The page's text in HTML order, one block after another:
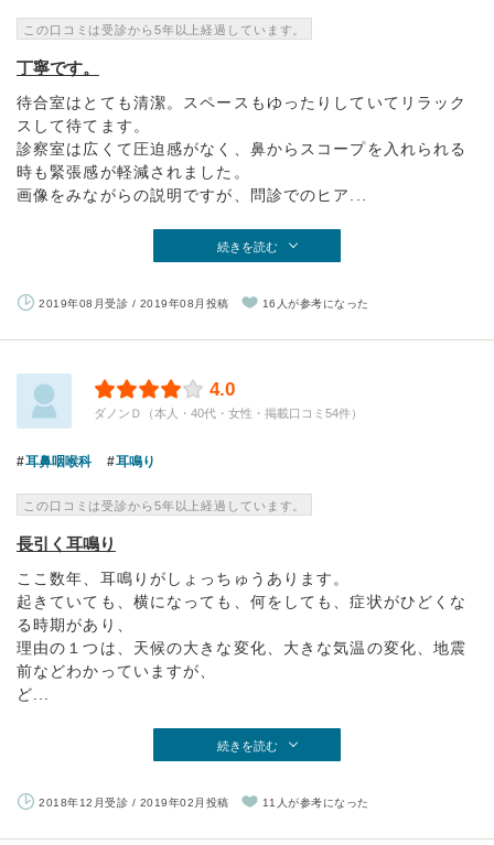
この口コミは受診から5年以上経過しています。
丁寧です。
待合室はとても清潔。スペースもゆったりしていてリラック
スして待てます。
診察室は広くて圧迫感がなく、鼻からスコープを入れられる
時も緊張感が軽減されました。
画像をみながらの説明ですが、問診でのヒア...
続きを読む
2019年08月受診 / 2019年08月投稿 16人が参考になった
4.0
ダノンＤ（本人・40代・女性・掲載口コミ54件）
耳鼻咽喉科 耳鳴り
この口コミは受診から5年以上経過しています。
長引く耳鳴り
ここ数年、耳鳴りがしょっちゅうあります。
起きていても、横になっても、何をしても、症状がひどくな
る時期があり、
理由の１つは、天候の大きな変化、大きな気温の変化、地震
前などわかっていますが、
ど...
続きを読む
2018年12月受診 / 2019年02月投稿 11人が参考になった